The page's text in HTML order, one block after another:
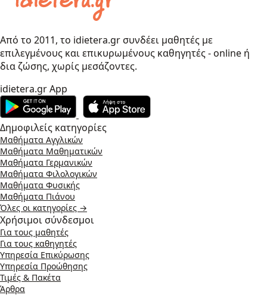
Από το 2011, το idietera.gr συνδέει μαθητές με
επιλεγμένους και επικυρωμένους καθηγητές - online ή
δια ζώσης, χωρίς μεσάζοντες.
idietera.gr App
Δημοφιλείς κατηγορίες
Μαθήματα Αγγλικών
Μαθήματα Μαθηματικών
Μαθήματα Γερμανικών
Μαθήματα Φιλολογικών
Μαθήματα Φυσικής
Μαθήματα Πιάνου
Όλες οι κατηγορίες →
Χρήσιμοι σύνδεσμοι
Για τους μαθητές
Για τους καθηγητές
Υπηρεσία Επικύρωσης
Υπηρεσία Προώθησης
Τιμές & Πακέτα
Άρθρα